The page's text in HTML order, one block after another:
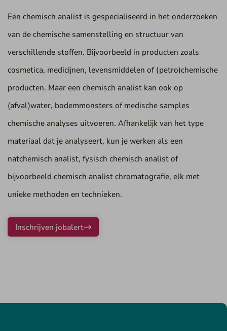
Een chemisch analist is gespecialiseerd in het onderzoeken
van de chemische samenstelling en structuur van
verschillende stoffen. Bijvoorbeeld in producten zoals
cosmetica, medicijnen, levensmiddelen of (petro)chemische
producten. Maar een chemisch analist kan ook op
(afval)water, bodemmonsters of medische samples
chemische analyses uitvoeren. Afhankelijk van het type
materiaal dat je analyseert, kun je werken als een
natchemisch analist, fysisch chemisch analist of
bijvoorbeeld chemisch analist chromatografie, elk met
unieke methoden en technieken.
Inschrijven jobalert